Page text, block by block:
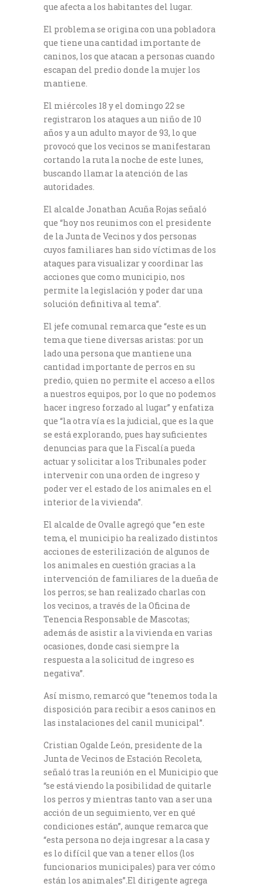
que afecta a los habitantes del lugar.
El problema se origina con una pobladora
que tiene una cantidad importante de
caninos, los que atacan a personas cuando
escapan del predio donde la mujer los
mantiene.
El miércoles 18 y el domingo 22 se
registraron los ataques a un niño de 10
años y a un adulto mayor de 93, lo que
provocó que los vecinos se manifestaran
cortando la ruta la noche de este lunes,
buscando llamar la atención de las
autoridades.
El alcalde Jonathan Acuña Rojas señaló
que “hoy nos reunimos con el presidente
de la Junta de Vecinos y dos personas
cuyos familiares han sido víctimas de los
ataques para visualizar y coordinar las
acciones que como municipio, nos
permite la legislación y poder dar una
solución definitiva al tema”.
El jefe comunal remarca que “este es un
tema que tiene diversas aristas: por un
lado una persona que mantiene una
cantidad importante de perros en su
predio, quien no permite el acceso a ellos
a nuestros equipos, por lo que no podemos
hacer ingreso forzado al lugar” y enfatiza
que “la otra vía es la judicial, que es la que
se está explorando, pues hay suficientes
denuncias para que la Fiscalía pueda
actuar y solicitar a los Tribunales poder
intervenir con una orden de ingreso y
poder ver el estado de los animales en el
interior de la vivienda”.
El alcalde de Ovalle agregó que “en este
tema, el municipio ha realizado distintos
acciones de esterilización de algunos de
los animales en cuestión gracias a la
intervención de familiares de la dueña de
los perros; se han realizado charlas con
los vecinos, a través de la Oficina de
Tenencia Responsable de Mascotas;
además de asistir a la vivienda en varias
ocasiones, donde casi siempre la
respuesta a la solicitud de ingreso es
negativa”.
Así mismo, remarcó que “tenemos toda la
disposición para recibir a esos caninos en
las instalaciones del canil municipal”.
Cristian Ogalde León, presidente de la
Junta de Vecinos de Estación Recoleta,
señaló tras la reunión en el Municipio que
“se está viendo la posibilidad de quitarle
los perros y mientras tanto van a ser una
acción de un seguimiento, ver en qué
condiciones están”, aunque remarca que
“esta persona no deja ingresar a la casa y
es lo difícil que van a tener ellos (los
funcionarios municipales) para ver cómo
están los animales”.El dirigente agrega